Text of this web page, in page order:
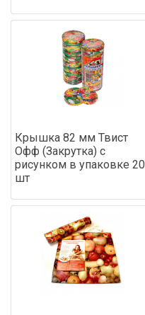
Крышка 82 мм Твист
Офф (Закрутка) с
рисунком в упаковке 20
шт